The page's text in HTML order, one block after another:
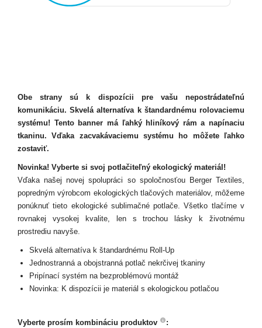
Obe strany sú k dispozícii pre vašu nepostrádateľnú
komunikáciu. Skvelá alternatíva k štandardnému rolovaciemu
systému! Tento banner má ľahký hliníkový rám a napínaciu
tkaninu. Vďaka zacvakávaciemu systému ho môžete ľahko
zostaviť.
Novinka! Vyberte si svoj potlačiteľný ekologický materiál!
Vďaka našej novej spolupráci so spoločnosťou Berger Textiles,
popredným výrobcom ekologických tlačových materiálov, môžeme
ponúknuť tieto ekologické sublimačné potlače. Všetko tlačíme v
rovnakej vysokej kvalite, len s trochou lásky k životnému
prostrediu navyše.
Skvelá alternatíva k štandardnému Roll-Up
Jednostranná a obojstranná potlač nekrčivej tkaniny
Pripínací systém na bezproblémovú montáž
Novinka: K dispozícii je materiál s ekologickou potlačou
Vyberte prosím kombináciu produktov :